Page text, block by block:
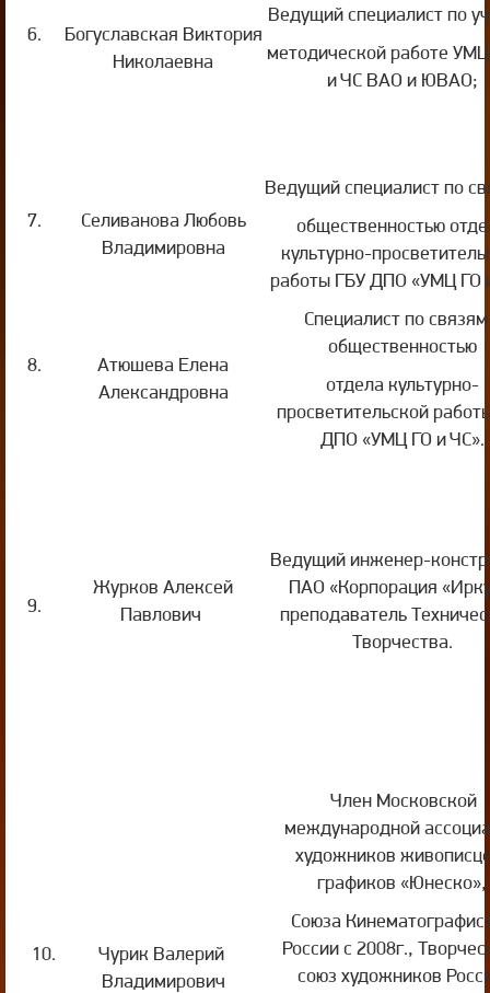
6. Богуславская Виктория
Николаевна
Ведущий специалист по
методической работе
и ЧС ВАО и ЮВАО;
7.
Селиванова Любовь
Владимировна
Ведущий специалист по
общественностью
культурно-
работы ГБУ ДПО «УМЦ ГО
8.
Атюшева Елена
Александровна
Специалист по связям
общественностью
отдела культурно-
просветительской
ДПО «УМЦ ГО и ЧС».
9.
Журков Алексей
Павлович
Ведущий инженер-
ПАО «Корпорация
преподаватель
Творчества.
10.
Чурик Валерий
Владимирович
Член Московской
международной
художников
графиков «Юнеско»,
Союза
России с 2008г.,
союз художников